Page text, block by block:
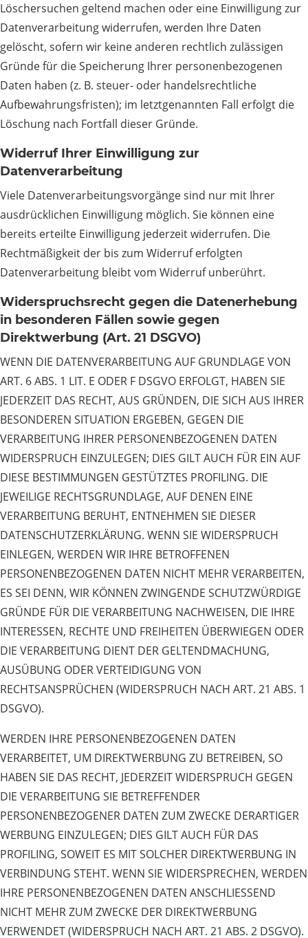
Löschersuchen geltend machen oder eine Einwilligung zur
Datenverarbeitung widerrufen, werden Ihre Daten
gelöscht, sofern wir keine anderen rechtlich zulässigen
Gründe für die Speicherung Ihrer personenbezogenen
Daten haben (z. B. steuer- oder handelsrechtliche
Aufbewahrungsfristen); im letztgenannten Fall erfolgt die
Löschung nach Fortfall dieser Gründe.
Widerruf Ihrer Einwilligung zur
Datenverarbeitung
Viele Datenverarbeitungsvorgänge sind nur mit Ihrer
ausdrücklichen Einwilligung möglich. Sie können eine
bereits erteilte Einwilligung jederzeit widerrufen. Die
Rechtmäßigkeit der bis zum Widerruf erfolgten
Datenverarbeitung bleibt vom Widerruf unberührt.
Widerspruchsrecht gegen die Datenerhebung
in besonderen Fällen sowie gegen
Direktwerbung (Art. 21 DSGVO)
WENN DIE DATENVERARBEITUNG AUF GRUNDLAGE VON
ART. 6 ABS. 1 LIT. E ODER F DSGVO ERFOLGT, HABEN SIE
JEDERZEIT DAS RECHT, AUS GRÜNDEN, DIE SICH AUS IHRER
BESONDEREN SITUATION ERGEBEN, GEGEN DIE
VERARBEITUNG IHRER PERSONENBEZOGENEN DATEN
WIDERSPRUCH EINZULEGEN; DIES GILT AUCH FÜR EIN AUF
DIESE BESTIMMUNGEN GESTÜTZTES PROFILING. DIE
JEWEILIGE RECHTSGRUNDLAGE, AUF DENEN EINE
VERARBEITUNG BERUHT, ENTNEHMEN SIE DIESER
DATENSCHUTZERKLÄRUNG. WENN SIE WIDERSPRUCH
EINLEGEN, WERDEN WIR IHRE BETROFFENEN
PERSONENBEZOGENEN DATEN NICHT MEHR VERARBEITEN,
ES SEI DENN, WIR KÖNNEN ZWINGENDE SCHUTZWÜRDIGE
GRÜNDE FÜR DIE VERARBEITUNG NACHWEISEN, DIE IHRE
INTERESSEN, RECHTE UND FREIHEITEN ÜBERWIEGEN ODER
DIE VERARBEITUNG DIENT DER GELTENDMACHUNG,
AUSÜBUNG ODER VERTEIDIGUNG VON
RECHTSANSPRÜCHEN (WIDERSPRUCH NACH ART. 21 ABS. 1
DSGVO).
WERDEN IHRE PERSONENBEZOGENEN DATEN
VERARBEITET, UM DIREKTWERBUNG ZU BETREIBEN, SO
HABEN SIE DAS RECHT, JEDERZEIT WIDERSPRUCH GEGEN
DIE VERARBEITUNG SIE BETREFFENDER
PERSONENBEZOGENER DATEN ZUM ZWECKE DERARTIGER
WERBUNG EINZULEGEN; DIES GILT AUCH FÜR DAS
PROFILING, SOWEIT ES MIT SOLCHER DIREKTWERBUNG IN
VERBINDUNG STEHT. WENN SIE WIDERSPRECHEN, WERDEN
IHRE PERSONENBEZOGENEN DATEN ANSCHLIESSEND
NICHT MEHR ZUM ZWECKE DER DIREKTWERBUNG
VERWENDET (WIDERSPRUCH NACH ART. 21 ABS. 2 DSGVO).